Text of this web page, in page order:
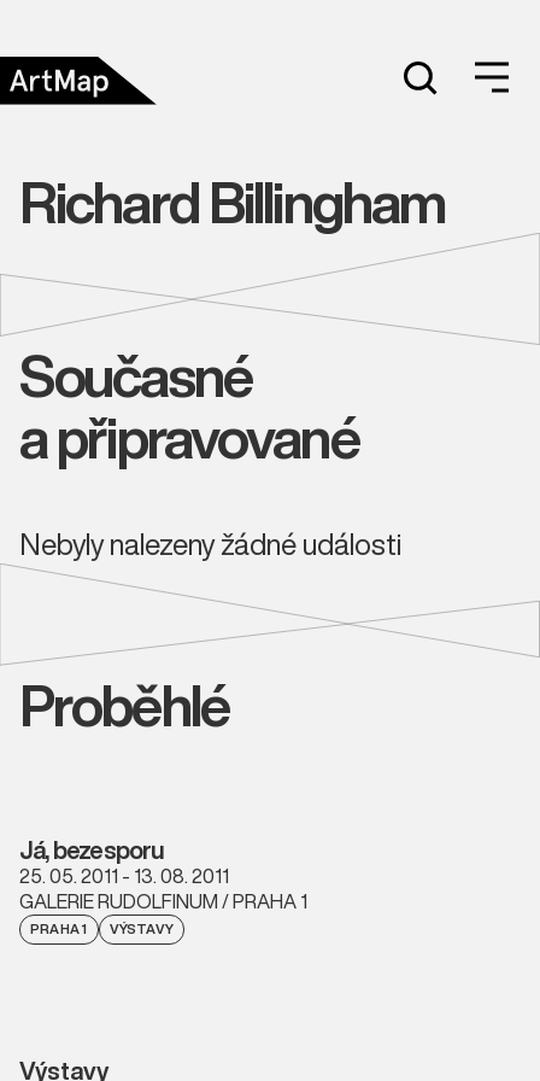
Richard Billingham
Současné
a připravované
Nebyly nalezeny žádné události
Proběhlé
Já, bezesporu
25. 05. 2011 - 13. 08. 2011
GALERIE RUDOLFINUM / PRAHA 1
PRAHA 1 VÝSTAVY
Výstavy